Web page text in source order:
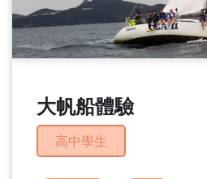
關
於
我
大帆船體驗
高中學生